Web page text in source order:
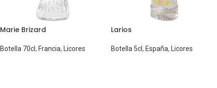
Marie Brizard
Botella 70cl, Francia, Licores
Larios
Botella 5cl, España, Licores